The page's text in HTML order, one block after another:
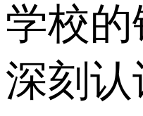
学校
深刻认